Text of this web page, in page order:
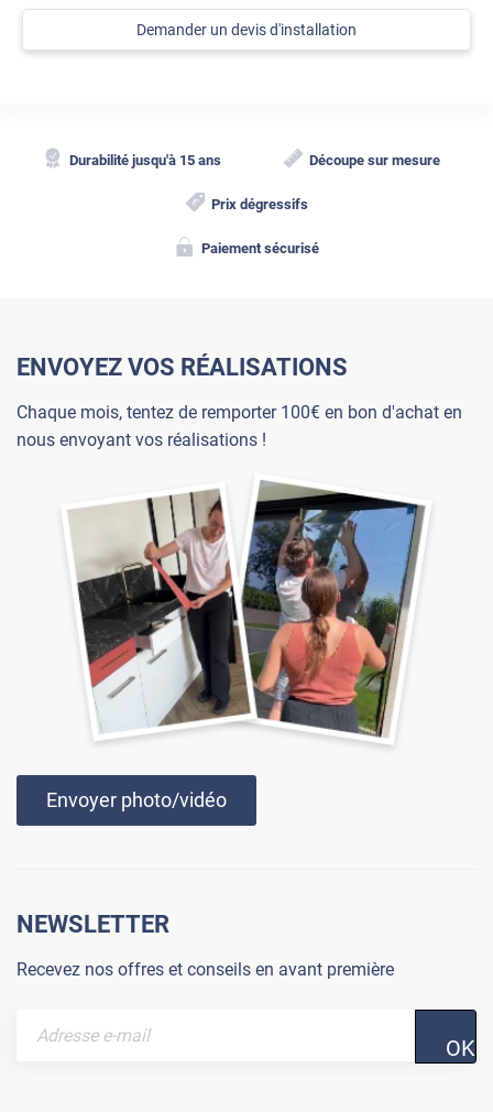
Demander un devis d'installation
Durabilité jusqu'à 15 ans Découpe sur mesure
Prix dégressifs
Paiement sécurisé
ENVOYEZ VOS RÉALISATIONS
Chaque mois, tentez de remporter 100€ en bon d'achat en
nous envoyant vos réalisations !
Envoyer photo/vidéo
NEWSLETTER
Recevez nos offres et conseils en avant première
OK